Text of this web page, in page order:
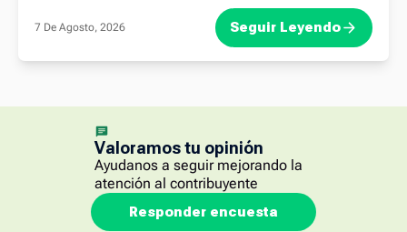
7 De Agosto, 2026 Seguir Leyendo
Valoramos tu opinión
Ayudanos a seguir mejorando la
atención al contribuyente
Responder encuesta